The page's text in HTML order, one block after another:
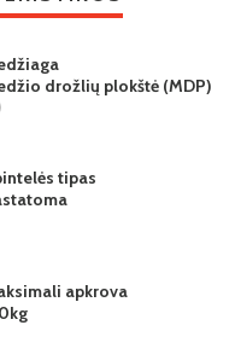
drožlių plokštė (MDP)
tipas
apkrova